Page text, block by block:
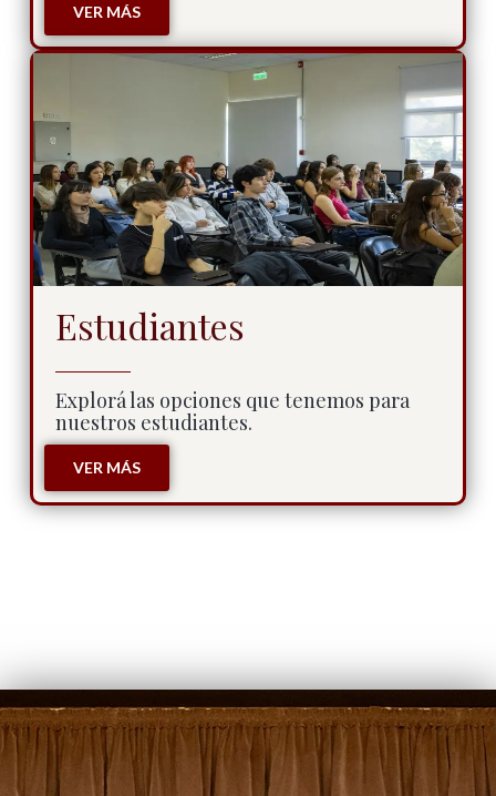
VER MÁS
Estudiantes
Explorá las opciones que tenemos para
nuestros estudiantes.
VER MÁS
Derecho